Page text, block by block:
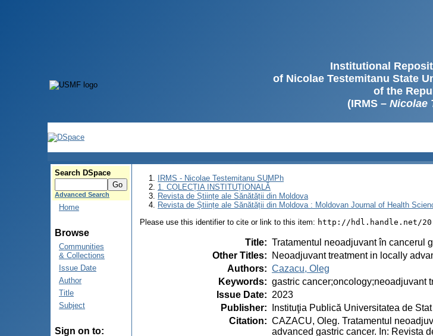
Institutional
of Nicolae Testemitanu State
of the
(IRMS – Nicolae
Search DSpace
Advanced Search
Home
Browse
Communities
& Collections
Issue Date
Author
Title
Subject
Sign on to:
IRMS - Nicolae Testemitanu SUMPh
1. COLECȚIA INSTITUȚIONALĂ
Revista de Științe ale Sănătății din Moldova
Revista de Științe ale Sănătății din Moldova : Moldovan Journal of Health
Please use this identifier to cite or link to this item: http://hdl.handle.net/
Title: Tratamentul neoadjuvant în cancerul
Other Titles:
Neoadjuvant treatment in locally
Authors: Cazacu, Oleg
Keywords: gastric cancer;oncology;neoadjuvant
Issue Date: 2023
Publisher:
Instituţia Publică Universitatea de
Citation: CAZACU, Oleg. Tratamentul
advanced gastric cancer. In: Revista